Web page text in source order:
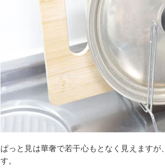
ぱっと見は華奢で若干心もとなく見えます
す。